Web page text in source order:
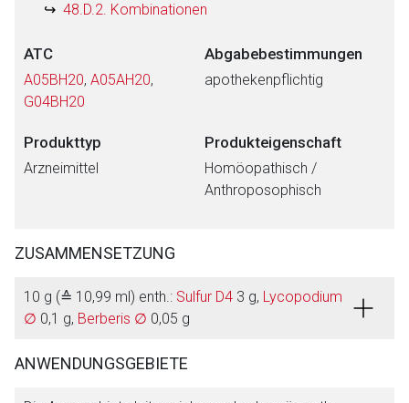
48.D.2. Kombinationen
ATC
A05BH20, A05AH20,
G04BH20
Abgabebestimmungen
apothekenpflichtig
Produkttyp
Arzneimittel
Produkteigenschaft
Homöopathisch /
Anthroposophisch
ZUSAMMENSETZUNG
10 g (≙ 10,99 ml) enth.: Sulfur D4 3 g, Lycopodium
∅ 0,1 g, Berberis ∅ 0,05 g
ANWENDUNGSGEBIETE